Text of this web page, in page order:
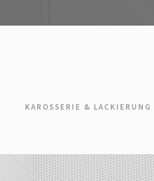
KAROSSERIE & LACKIERUNG